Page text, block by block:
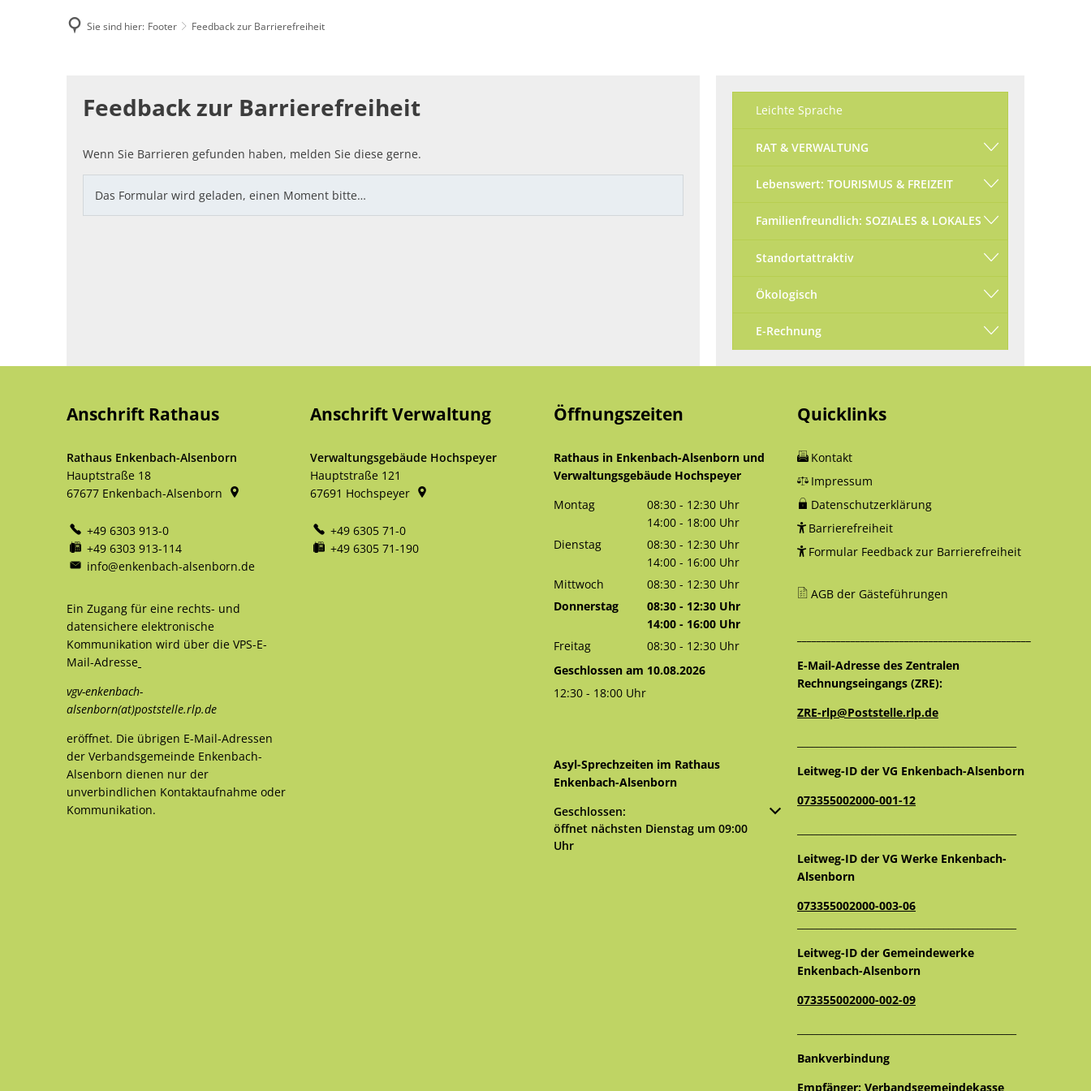
E-Rechnung
Sie sind hier: Footer Feedback zur Barrierefreiheit
Barrierefreiheit
Feedback zur Barrierefreiheit
Wenn Sie Barrieren gefunden haben, melden Sie diese gerne.
Das Formular wird geladen, einen Moment bitte…
Leichte Sprache
RAT & VERWALTUNG
Lebenswert: TOURISMUS & FREIZEIT
Familienfreundlich: SOZIALES & LOKALES
Standortattraktiv
Ökologisch
E-Rechnung
Anschrift Rathaus
Rathaus Enkenbach-Alsenborn
Hauptstraße 18
67677 Enkenbach-Alsenborn
+49 6303 913-0
+49 6303 913-114
info@enkenbach-alsenborn.de
Ein Zugang für eine rechts- und
datensichere elektronische
Kommunikation wird über die VPS-E-
Mail-Adresse
vgv-enkenbach-
alsenborn(at)poststelle.rlp.de
eröffnet. Die übrigen E-Mail-Adressen
der Verbandsgemeinde Enkenbach-
Alsenborn dienen nur der
unverbindlichen Kontaktaufnahme oder
Kommunikation.
Anschrift Verwaltung
Verwaltungsgebäude Hochspeyer
Hauptstraße 121
67691 Hochspeyer
+49 6305 71-0
+49 6305 71-190
Öffnungszeiten
Rathaus in Enkenbach-Alsenborn und
Verwaltungsgebäude Hochspeyer
Montag
08:30 - 12:30 Uhr
Von 08:30 bis 12:30 Uhr
14:00 - 18:00 Uhr
Von 14:00 bis 18:00 Uhr
Dienstag 08:30 - 12:30 Uhr
Von 08:30 bis 12:30 Uhr
14:00 - 16:00 Uhr
Von 14:00 bis 16:00 Uhr
Mittwoch 08:30 - 12:30 Uhr
Von 08:30 bis 12:30 Uhr
Donnerstag 08:30 - 12:30 Uhr
Von 08:30 bis 12:30 Uhr
14:00 - 16:00 Uhr
Von 14:00 bis 16:00 Uhr
Freitag 08:30 - 12:30 Uhr
Von 08:30 bis 12:30 Uhr
Geschlossen am 10.08.2026
12:30 - 18:00 Uhr
Asyl-Sprechzeiten im Rathaus
Enkenbach-Alsenborn
Klicken, um weitere Öffnungs- oder Schließzeiten auszublenden
Geschlossen:
öffnet nächsten Dienstag um 09:00
Uhr
Quicklinks
Kontakt
Impressum
Datenschutzerklärung
Barrierefreiheit
Formular Feedback zur Barrierefreiheit
AGB der Gästeführungen
E-Mail-Adresse des Zentralen
Rechnungseingangs (ZRE):
ZRE-rlp@Poststelle.rlp.de
Leitweg-ID der VG Enkenbach-Alsenborn
073355002000-001-12
Leitweg-ID der VG Werke Enkenbach-
Alsenborn
073355002000-003-06
Leitweg-ID der Gemeindewerke
Enkenbach-Alsenborn
073355002000-002-09
Bankverbindung
Empfänger: Verbandsgemeindekasse